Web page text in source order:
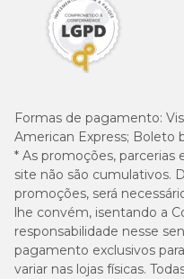
Formas de pagamento:
American Express; Boleto
* As promoções,
site não são cumulativos.
promoções, será
lhe convém, isentando a
responsabilidade nesse
pagamento exclusivos
variar nas lojas físicas.